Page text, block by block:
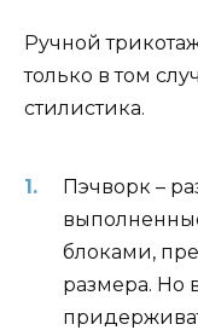
Ручной
только в том
стилистика.
Пэчворк –
блоками,
размера. Но